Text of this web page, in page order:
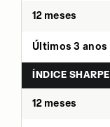
12 meses
Últimos 3 anos
ÍNDICE SHARPE
12 meses